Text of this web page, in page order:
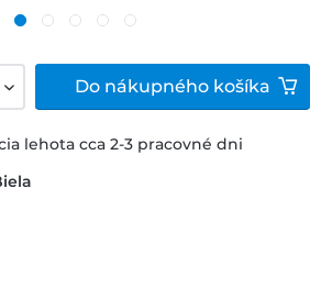
lehota cca 2-3 pracovné dni
Do nákupného košíka